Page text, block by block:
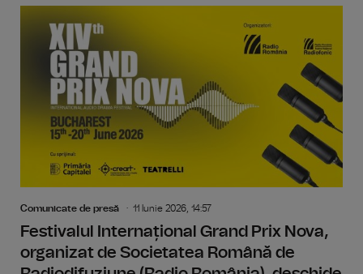
Comunicate de presă 11 Iunie 2026, 14:57
Festivalul Internațional Grand Prix Nova,
organizat de Societatea Română de